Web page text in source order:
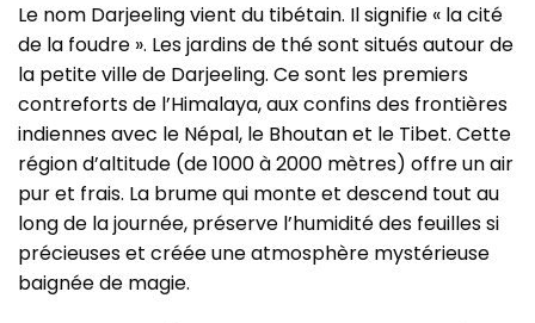
Le nom Darjeeling vient du tibétain. Il signifie « la cité
de la foudre ». Les jardins de thé sont situés autour de
la petite ville de Darjeeling. Ce sont les premiers
contreforts de l’Himalaya, aux confins des frontières
indiennes avec le Népal, le Bhoutan et le Tibet. Cette
région d’altitude (de 1000 à 2000 mètres) offre un air
pur et frais. La brume qui monte et descend tout au
long de la journée, préserve l’humidité des feuilles si
précieuses et créée une atmosphère mystérieuse
baignée de magie.